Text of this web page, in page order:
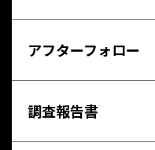
アフターフォロー
調査報告書